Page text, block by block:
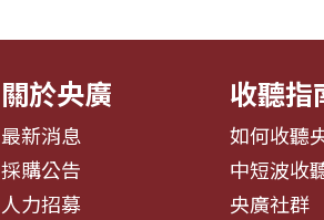
關於央廣
最新消息
採購公告
人力招募
收聽指
如何收聽
中短波收
央廣社群